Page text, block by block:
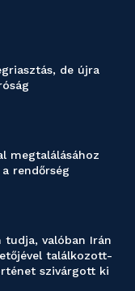
de újra
megtalálásához
rendőrség
tudja, valóban Irán
találkozott-
szivárgott ki